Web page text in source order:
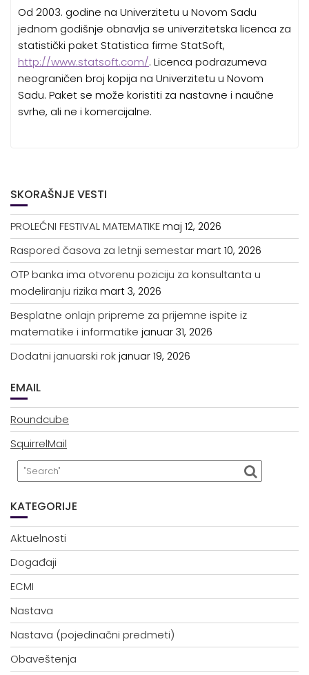
Od 2003. godine na Univerzitetu u Novom Sadu
jednom godišnje obnavlja se univerzitetska licenca za
statistički paket Statistica firme StatSoft,
http://www.statsoft.com/. Licenca podrazumeva
neograničen broj kopija na Univerzitetu u Novom
Sadu. Paket se može koristiti za nastavne i naučne
svrhe, ali ne i komercijalne.
SKORAŠNJE VESTI
PROLEĆNI FESTIVAL MATEMATIKE maj 12, 2026
Raspored časova za letnji semestar mart 10, 2026
OTP banka ima otvorenu poziciju za konsultanta u
modeliranju rizika mart 3, 2026
Besplatne onlajn pripreme za prijemne ispite iz
matematike i informatike januar 31, 2026
Dodatni januarski rok januar 19, 2026
EMAIL
Roundcube
SquirrelMail
KATEGORIJE
Aktuelnosti
Događaji
ECMI
Nastava
Nastava (pojedinačni predmeti)
Obaveštenja